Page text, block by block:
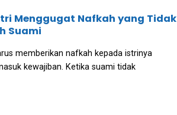
Menggugat Nafkah yang Tidak
Suami
memberikan nafkah kepada istrinya
kewajiban. Ketika suami tidak